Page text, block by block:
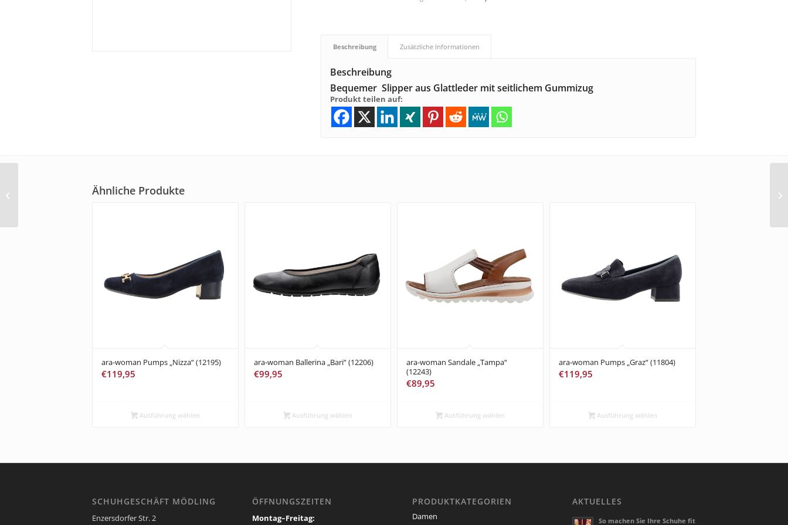
Beschreibung Zusätzliche Informationen
Beschreibung
Bequemer Slipper aus Glattleder mit seitlichem Gummizug
Produkt teilen auf:
Ähnliche Produkte
ara-woman Pumps „Nizza“ (12195)
€119,95
Ausführung wählen
ara-woman Ballerina „Bari“ (12206)
€99,95
Ausführung wählen
ara-woman Sandale „Tampa“
(12243)
€89,95
Ausführung wählen
ara-woman Pumps „Graz“ (11804)
€119,95
Ausführung wählen
SCHUHGESCHÄFT MÖDLING
Enzersdorfer Str. 2
ÖFFNUNGSZEITEN
Montag–Freitag:
PRODUKTKATEGORIEN
Damen
AKTUELLES
So machen Sie Ihre Schuhe fit
ara men Slipper „Benjo“